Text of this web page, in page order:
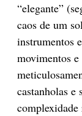
“elegante”
caos de um
instrumentos
movimentos
castanholas e